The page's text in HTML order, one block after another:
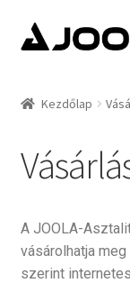
Termékek
Támogatottak
Rólunk
Kezdőlap
A JOOLA-
vásárolhatja
szerint